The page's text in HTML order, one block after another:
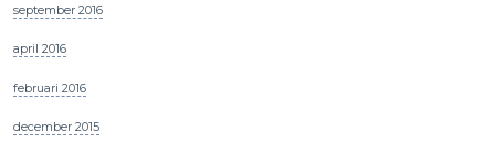
september 2016
april 2016
februari 2016
december 2015